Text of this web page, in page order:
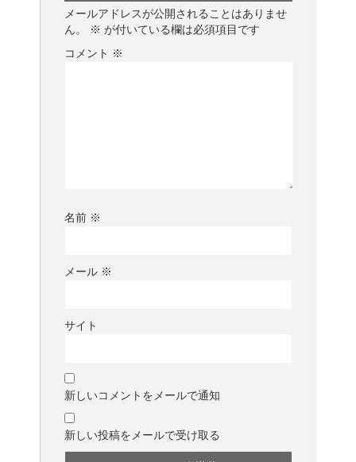
メールアドレスが公開されることはありませ
ん。
※ が付いている欄は必須項目です
コメント ※
名前 ※
メール ※
サイト
新しいコメントをメールで通知
新しい投稿をメールで受け取る